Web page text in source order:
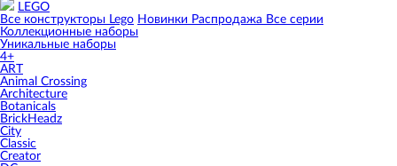
LEGO
Все конструкторы Lego Новинки Распродажа Все серии
Коллекционные наборы
Уникальные наборы
4+
ART
Animal Crossing
Architecture
Botanicals
BrickHeadz
City
Classic
Creator